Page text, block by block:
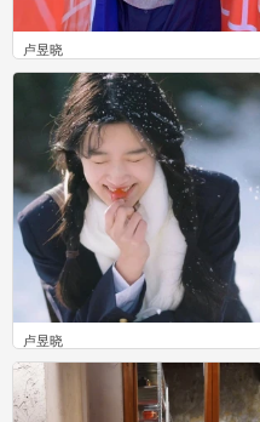
卢昱晓
0
卢昱晓
0